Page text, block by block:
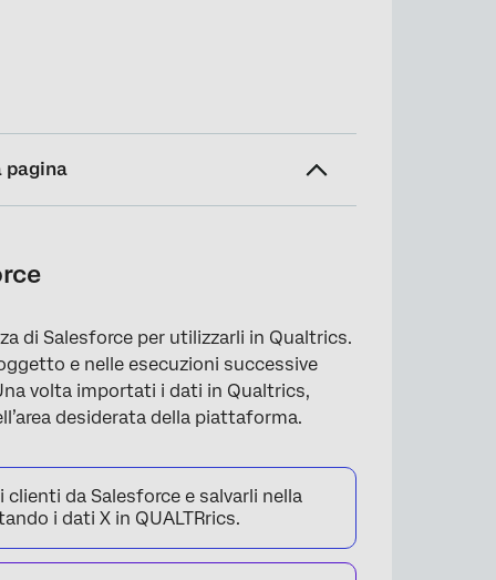
pagina
di Salesforce per utilizzarli in Qualtrics.
e nelle esecuzioni successive
volta importati i dati in Qualtrics,
desiderata della piattaforma.
da Salesforce e salvarli nella
i dati X in QUALTRrics.